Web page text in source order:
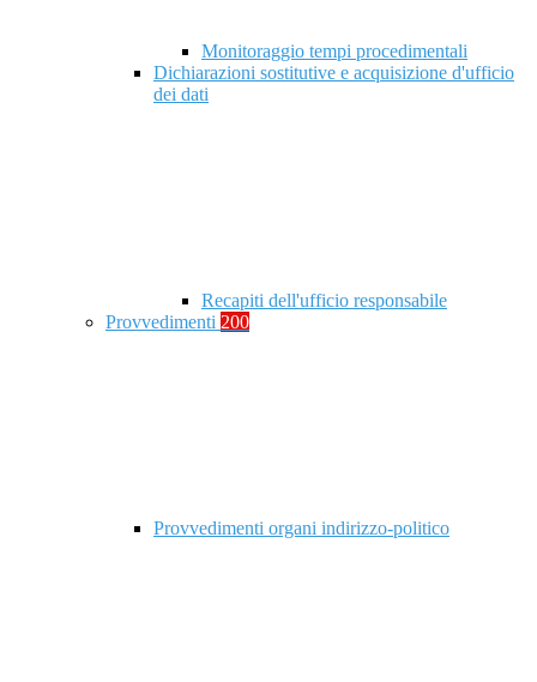
Monitoraggio tempi procedimentali
Dichiarazioni sostitutive e acquisizione d'ufficio
dei dati
Recapiti dell'ufficio responsabile
Provvedimenti 200
Provvedimenti organi indirizzo-politico